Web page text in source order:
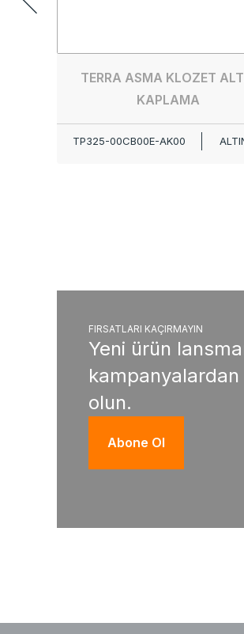
TERRA ASMA KLOZET
KAPLAMA
TP325-00CB00E-AK00
FIRSATLARI KAÇIRMAYIN
Yeni ürün
olun.
Abone Ol